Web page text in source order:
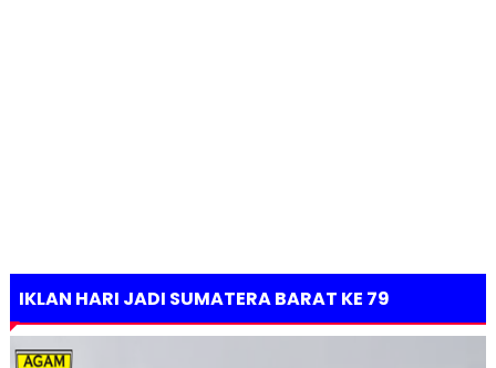
IKLAN HARI JADI SUMATERA BARAT KE 79